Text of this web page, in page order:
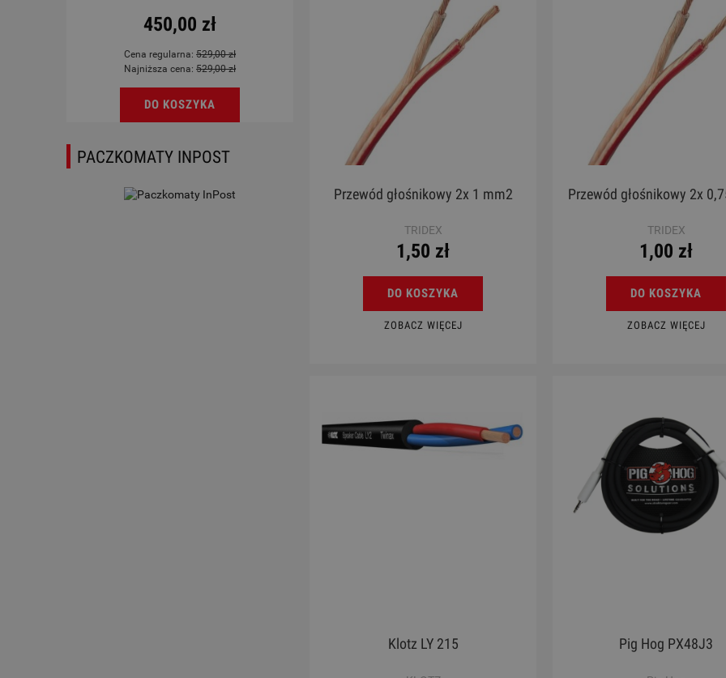
450,00 zł
Cena regularna: 529,00 zł
Najniższa cena: 529,00 zł
DO KOSZYKA
130,00 zł
Cena regularna:189,00 zł
Najniższa cena:189,00 zł
DO KOSZYKA
140,00 zł
Cena regularna:189,00 zł
Najniższa cena:189,00 zł
DO KOSZYKA
PACZKOMATY INPOST
Przewód głośnikowy 2x 1 mm2
TRIDEX
1,50 zł
DO KOSZYKA
ZOBACZ WIĘCEJ
Przewód głośnikowy 2x
TRIDEX
1,00 zł
DO KOSZYKA
ZOBACZ WIĘCEJ
Klotz LY 215 Pig Hog PX48J3